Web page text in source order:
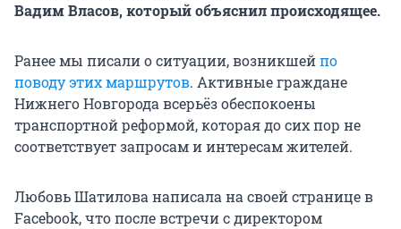
Вадим Власов, который объяснил происходящее.
Ранее мы писали о ситуации, возникшейпо
поводу этих маршрутов. Активные граждане
Нижнего Новгорода всерьёз обеспокоены
транспортной реформой, которая до сих пор не
соответствует запросам и интересам жителей.
Любовь Шатилова написала на своей странице в
Facebook, что после встречи с директором